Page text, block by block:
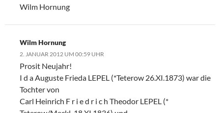
Wilm Hornung
Wilm Hornung
2. JANUAR 2012 UM 00:59 UHR
Prosit Neujahr!
I d a Auguste Frieda LEPEL (*Teterow 26.XI.1873) war die
Tochter von
Carl Heinrich F r i e d r i c h Theodor LEPEL (*